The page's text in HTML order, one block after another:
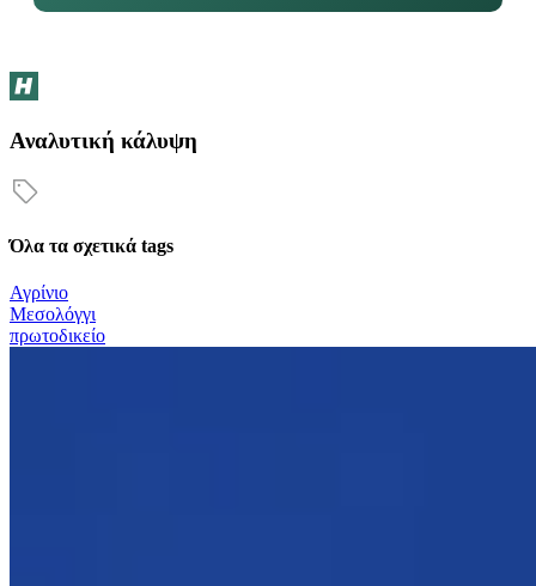
Αναλυτική κάλυψη
Όλα τα σχετικά tags
Αγρίνιο
Μεσολόγγι
πρωτοδικείο